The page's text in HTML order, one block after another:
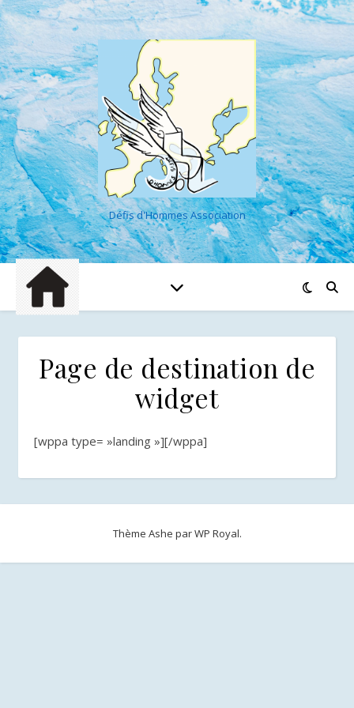
Défis d'Hommes Association
Page de destination de
widget
[wppa type= »landing »][/wppa]
Thème Ashe parWP Royal.